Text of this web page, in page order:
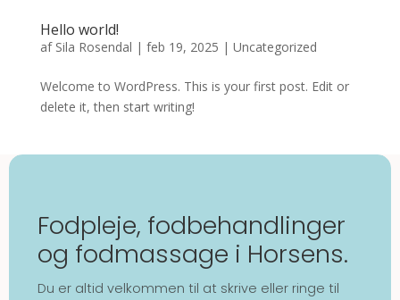
Hello world!
af Sila Rosendal | feb 19, 2025 | Uncategorized
Welcome to WordPress. This is your first post. Edit or
delete it, then start writing!
Fodpleje, fodbehandlinger
og fodmassage i Horsens.
Du er altid velkommen til at skrive eller ringe til